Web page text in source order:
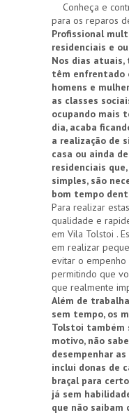
Conheça e
para os reparos
Profissional
residenciais e
Nos dias atuais,
têm enfrentado
homens e
as classes
ocupando mais
dia, acaba
a realização de
casa ou ainda
residenciais
simples, são
bom tempo
Para realizar
qualidade e
em Vila Tolstoi .
em realizar
evitar o
permitindo que
que realmente
Além de
sem tempo, os
Tolstoi também
motivo, não
desempenhar
inclui donas de
braçal para
já sem
que não saibam